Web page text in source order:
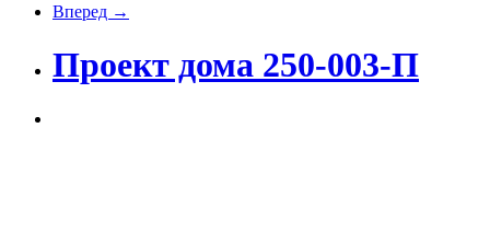
Вперед →
Проект дома 250-003-П